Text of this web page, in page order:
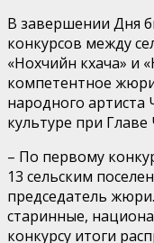
В завершении Дня
конкурсов между
«Нохчийн кхача» и
компетентное
народного артиста
культуре при Главе
– По первому
13 сельским
председатель
старинные,
конкурсу итоги